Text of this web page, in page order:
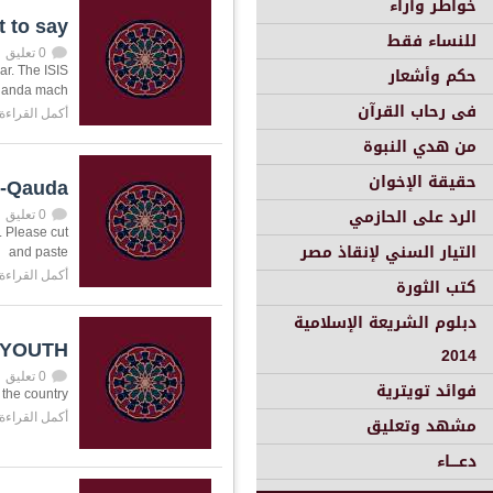
خواطر وأراء
للنساء فقط
حكم وأشعار
فى رحاب القرآن
من هدي النبوة
حقيقة الإخوان
الرد على الحازمي
التيار السني لإنقاذ مصر
كتب الثورة
دبلوم الشريعة الإسلامية
2014
فوائد تويترية
مشهد وتعليق
دعــــاء
say?
0 تعليق
The ISIS
mach
أكمل
Qauda
0 تعليق
Please cut
and paste
أكمل
0 تعليق
country
أكمل